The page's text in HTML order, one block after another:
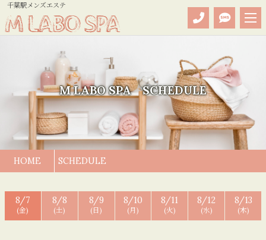
千葉駅メンズエステ
M LABO SPA SCHEDULE
HOME SCHEDULE
8/7
(金)
8/8
(土)
8/9
(日)
8/10
(月)
8/11
(火)
8/12
(水)
8/13
(木)